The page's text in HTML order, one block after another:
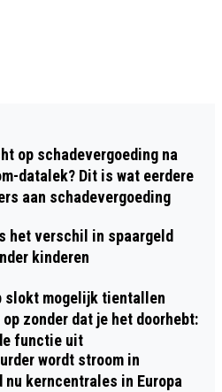
op schadevergoeding na
datalek? Dit is wat eerdere
aan schadevergoeding
het verschil in spaargeld
kinderen
slokt mogelijk tientallen
zonder dat je het doorhebt:
functie uit
wordt stroom in
nu kerncentrales in Europa